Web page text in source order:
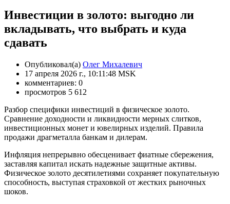
Инвестиции в золото: выгодно ли
вкладывать, что выбрать и куда
сдавать
Опубликовал(а) Олег Михалевич
17 апреля 2026 г., 10:11:48 MSK
комментариев: 0
просмотров 5 612
Разбор специфики инвестиций в физическое золото.
Сравнение доходности и ликвидности мерных слитков,
инвестиционных монет и ювелирных изделий. Правила
продажи драгметалла банкам и дилерам.
Инфляция непрерывно обесценивает фиатные сбережения,
заставляя капитал искать надежные защитные активы.
Физическое золото десятилетиями сохраняет покупательную
способность, выступая страховкой от жестких рыночных
шоков.